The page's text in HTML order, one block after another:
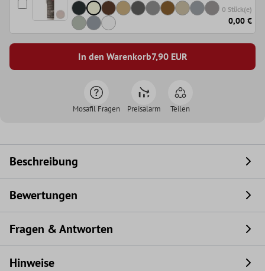
0 Stück(e)
0,00 €
In den Warenkorb7,90EUR
Mosafil Fragen Preisalarm Teilen
Beschreibung
Bewertungen
Fragen & Antworten
Hinweise